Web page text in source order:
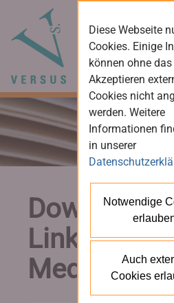
Downloads
Links für
Medien
Diese Webseite
Cookies. Einige
können ohne das
Akzeptieren
Cookies nicht
werden. Weitere
Informationen
in unserer
Notwendige
Auch
Cookies